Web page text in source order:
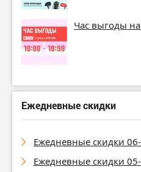
Час выгоды
Ежедневные скидки
Ежедневные скидки
Ежедневные скидки